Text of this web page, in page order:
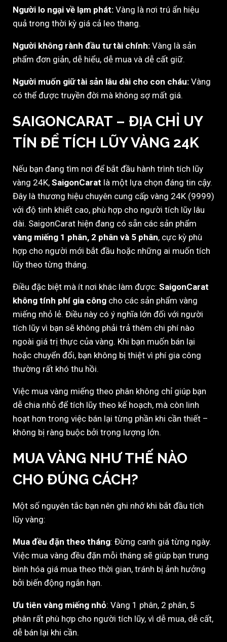
Người lo ngại về lạm phát: Vàng là nơi trú ẩn hiệu
quả trong thời kỳ giá cả leo thang.
Người không rành đầu tư tài chính: Vàng là sản
phẩm đơn giản, dễ hiểu, dễ mua và dễ cất giữ.
Người muốn giữ tài sản lâu dài cho con cháu: Vàng
có thể được truyền đời mà không sợ mất giá.
SAIGONCARAT – ĐỊA CHỈ UY
TÍN ĐỂ TÍCH LŨY VÀNG 24K
Nếu bạn đang tìm nơi để bắt đầu hành trình tích lũy
vàng 24K, SaigonCarat là một lựa chọn đáng tin cậy.
Đây là thương hiệu chuyên cung cấp vàng 24K (9999)
với độ tinh khiết cao, phù hợp cho người tích lũy lâu
dài. SaigonCarat hiện đang có sẵn các sản phẩm
vàng miếng 1 phân, 2 phân và 5 phân, cực kỳ phù
hợp cho người mới bắt đầu hoặc những ai muốn tích
lũy theo từng tháng.
Điều đặc biệt mà ít nơi khác làm được: SaigonCarat
không tính phí gia công cho các sản phẩm vàng
miếng nhỏ lẻ. Điều này có ý nghĩa lớn đối với người
tích lũy vì bạn sẽ không phải trả thêm chi phí nào
ngoài giá trị thực của vàng. Khi bạn muốn bán lại
hoặc chuyển đổi, bạn không bị thiệt vì phí gia công
thường rất khó thu hồi.
Việc mua vàng miếng theo phân không chỉ giúp bạn
dễ chia nhỏ để tích lũy theo kế hoạch, mà còn linh
hoạt hơn trong việc bán lại từng phần khi cần thiết –
không bị ràng buộc bởi trọng lượng lớn.
MUA VÀNG NHƯ THẾ NÀO
CHO ĐÚNG CÁCH?
Một số nguyên tắc bạn nên ghi nhớ khi bắt đầu tích
lũy vàng:
Mua đều đặn theo tháng: Đừng canh giá từng ngày.
Việc mua vàng đều đặn mỗi tháng sẽ giúp bạn trung
bình hóa giá mua theo thời gian, tránh bị ảnh hưởng
bởi biến động ngắn hạn.
Ưu tiên vàng miếng nhỏ: Vàng 1 phân, 2 phân, 5
phân rất phù hợp cho người tích lũy, vì dễ mua, dễ cất,
dễ bán lại khi cần.